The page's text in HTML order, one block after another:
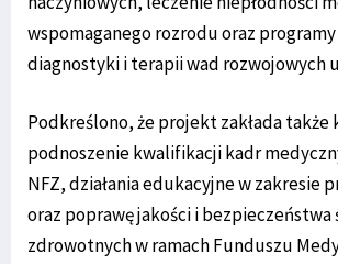
wspomaganego rozrodu oraz
diagnostyki i terapii wad rozwojowych
Podkreślono, że projekt zakłada także
podnoszenie kwalifikacji kadr
NFZ, działania edukacyjne w zakresie
oraz poprawę jakości i bezpieczeństwa
zdrowotnych w ramach Funduszu